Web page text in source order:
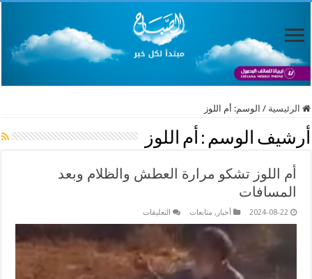
الرئيسية / الوسم: أم اللوز
أرشيف الوسم : أم اللوز
أم اللوز تشكو مرارة العطش والظلام وبعد
المسافات
2024-08-22 أخبار , متابعات التعليقات
اللوز
العطش
والظلام